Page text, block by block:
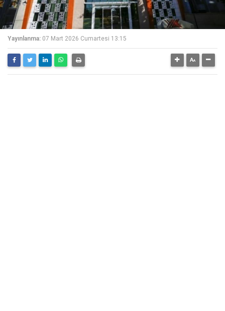
Yayınlanma: 07 Mart 2026 Cumartesi 13:15